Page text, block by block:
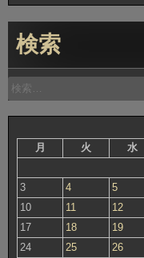
検索
検
索:
月
火 水
3
4 5
10
11 12
17
18 19
24
25 26